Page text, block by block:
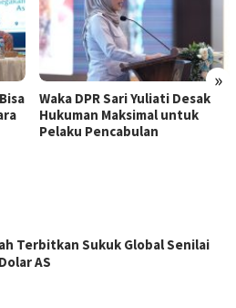
»
Waka DPR Sari Yuliati Desak
Hukuman Maksimal untuk
Pelaku Pencabulan
Terbitkan Sukuk Global Senilai
AS